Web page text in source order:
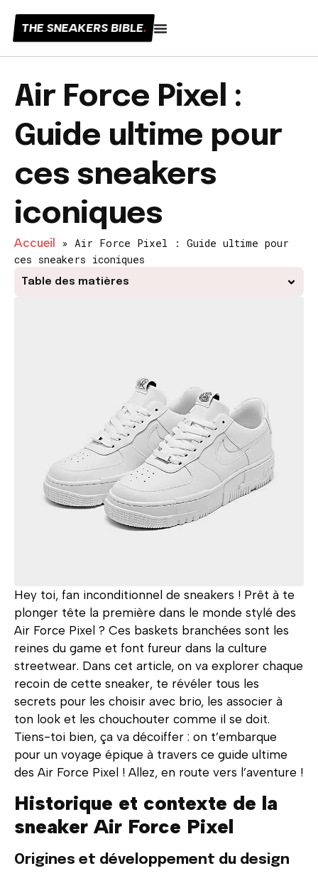
THE SNEAKERS BIBLE.
Air Force Pixel :
Guide ultime pour
ces sneakers
iconiques
Accueil » Air Force Pixel : Guide ultime pour
ces sneakers iconiques
Table des matières
Hey toi, fan inconditionnel de sneakers ! Prêt à te
plonger tête la première dans le monde stylé des
Air Force Pixel ? Ces baskets branchées sont les
reines du game et font fureur dans la culture
streetwear. Dans cet article, on va explorer chaque
recoin de cette sneaker, te révéler tous les
secrets pour les choisir avec brio, les associer à
ton look et les chouchouter comme il se doit.
Tiens-toi bien, ça va décoiffer : on t’embarque
pour un voyage épique à travers ce guide ultime
des Air Force Pixel ! Allez, en route vers l’aventure !
Historique et contexte de la
sneaker Air Force Pixel
Origines et développement du design